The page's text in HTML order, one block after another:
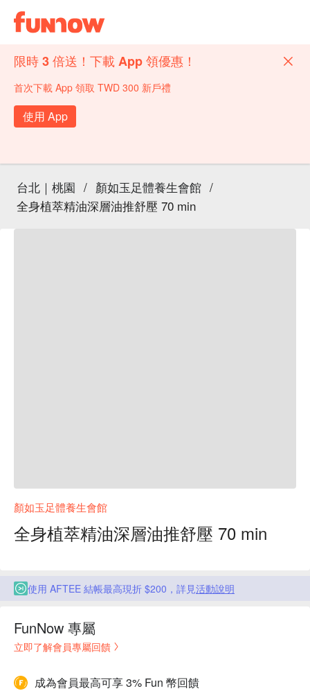
限時 3 倍送！下載 App 領優惠！
首次下載 App 領取 TWD 300 新戶禮
使用 App
台北｜桃園 / 顏如玉足體養生會館 /
全身植萃精油深層油推舒壓 70 min
顏如玉足體養生會館
全身植萃精油深層油推舒壓 70 min
使用 AFTEE 結帳最高現折 $200，詳見活動說明
FunNow 專屬
立即了解會員專屬回饋
成為會員最高可享 3% Fun 幣回饋